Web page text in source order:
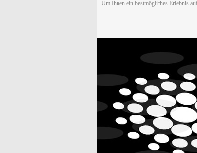
Um Ihnen ein bestmögliches Erlebnis